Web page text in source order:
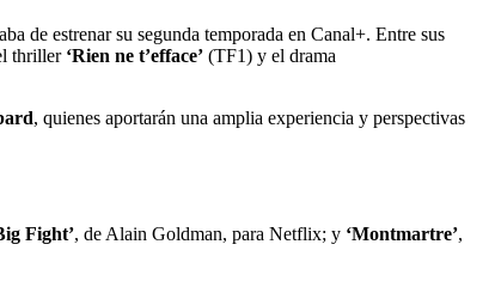
de estrenar su segunda temporada en Canal+. Entre sus
thriller ‘Rien ne t’efface’ (TF1) y el drama
, quienes aportarán una amplia experiencia y perspectivas
Fight’, de Alain Goldman, para Netflix; y ‘Montmartre’,